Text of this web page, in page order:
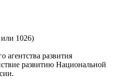
1026)
агентства развития
развитию Национальной